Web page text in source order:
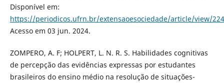
Disponível em:
https://periodicos.ufrn.br/extensaoesociedade/article/view/
Acesso em 03 jun. 2024.
ZOMPERO, A. F; HOLPERT, L. N. R. S. Habilidades cognitivas
de percepção das evidências expressas por estudantes
brasileiros do ensino médio na resolução de situações-